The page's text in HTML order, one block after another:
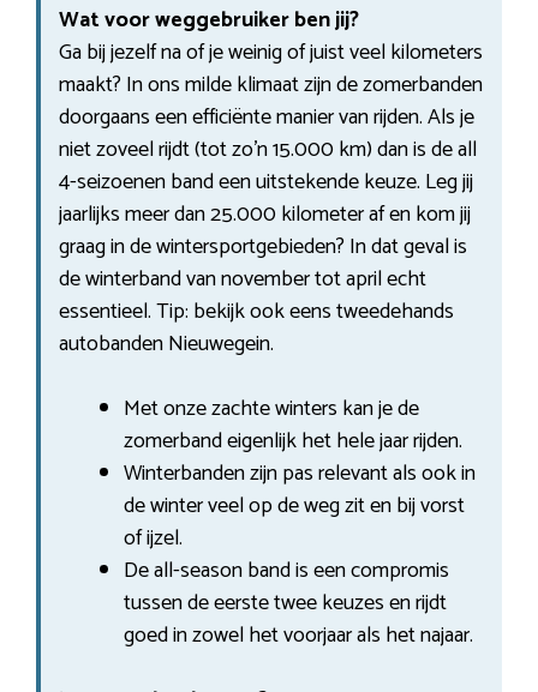
Wat voor weggebruiker ben jij?
Ga bij jezelf na of je weinig of juist veel kilometers
maakt? In ons milde klimaat zijn de zomerbanden
doorgaans een efficiënte manier van rijden. Als je
niet zoveel rijdt (tot zo’n 15.000 km) dan is de all
4-seizoenen band een uitstekende keuze. Leg jij
jaarlijks meer dan 25.000 kilometer af en kom jij
graag in de wintersportgebieden? In dat geval is
de winterband van november tot april echt
essentieel. Tip: bekijk ook eens tweedehands
autobanden Nieuwegein.
Met onze zachte winters kan je de
zomerband eigenlijk het hele jaar rijden.
Winterbanden zijn pas relevant als ook in
de winter veel op de weg zit en bij vorst
of ijzel.
De all-season band is een compromis
tussen de eerste twee keuzes en rijdt
goed in zowel het voorjaar als het najaar.